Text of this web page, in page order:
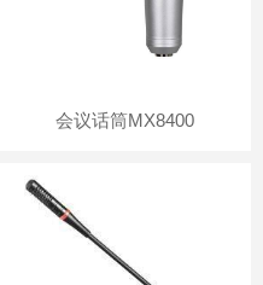
会议话筒MX8400